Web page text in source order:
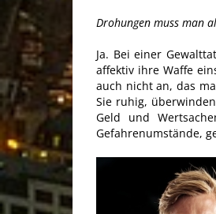
Drohungen muss man
Ja. Bei einer
affektiv ihre Waffe
auch nicht an, das
Sie ruhig,
Geld und
Gefahrenumstände,